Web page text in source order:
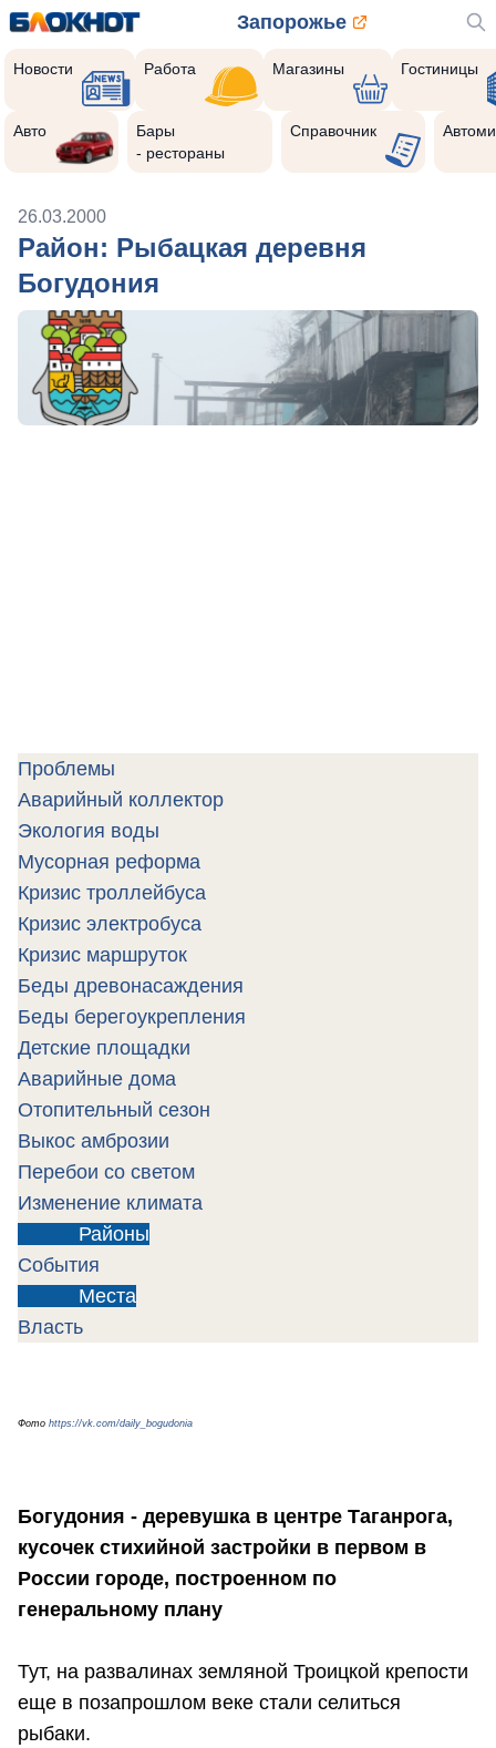
Запорожье
Новости Работа Магазины Гостиницы
Авто
Бары
- рестораны
Справочник
26.03.2000
Район: Рыбацкая деревня
Богудония
Проблемы
Аварийный коллектор
Экология воды
Мусорная реформа
Кризис троллейбуса
Кризис электробуса
Кризис маршруток
Беды древонасаждения
Беды берегоукрепления
Детские площадки
Аварийные дома
Отопительный сезон
Выкос амброзии
Перебои со светом
Изменение климата
Районы
События
Места
Власть
Фото https://vk.com/daily_bogudonia
Богудония - деревушка в центре Таганрога,
кусочек стихийной застройки в первом в
России городе, построенном по
генеральному плану
Тут, на развалинах земляной Троицкой крепости
еще в позапрошлом веке стали селиться
рыбаки.